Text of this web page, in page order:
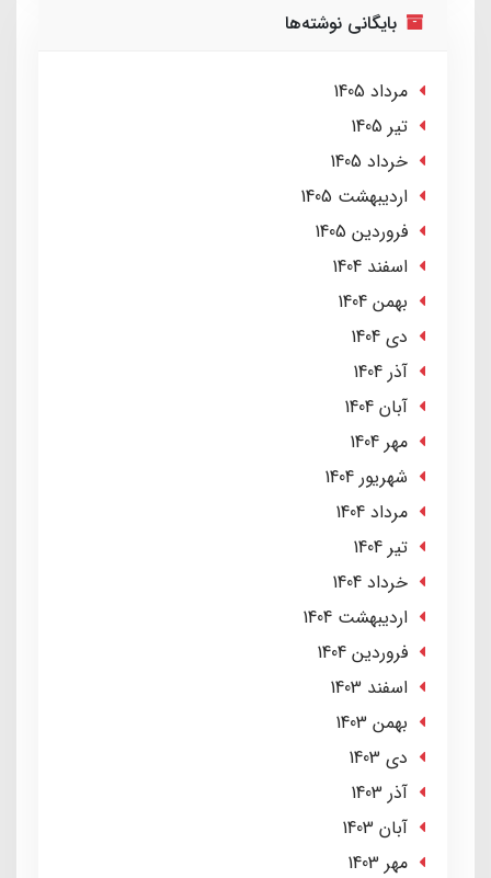
بایگانی نوشته‌ها
مرداد 1405
تير 1405
خرداد 1405
ارديبهشت 1405
فروردین 1405
اسفند 1404
بهمن 1404
دی 1404
آذر 1404
آبان 1404
مهر 1404
شهریور 1404
مرداد 1404
تير 1404
خرداد 1404
ارديبهشت 1404
فروردین 1404
اسفند 1403
بهمن 1403
دی 1403
آذر 1403
آبان 1403
مهر 1403